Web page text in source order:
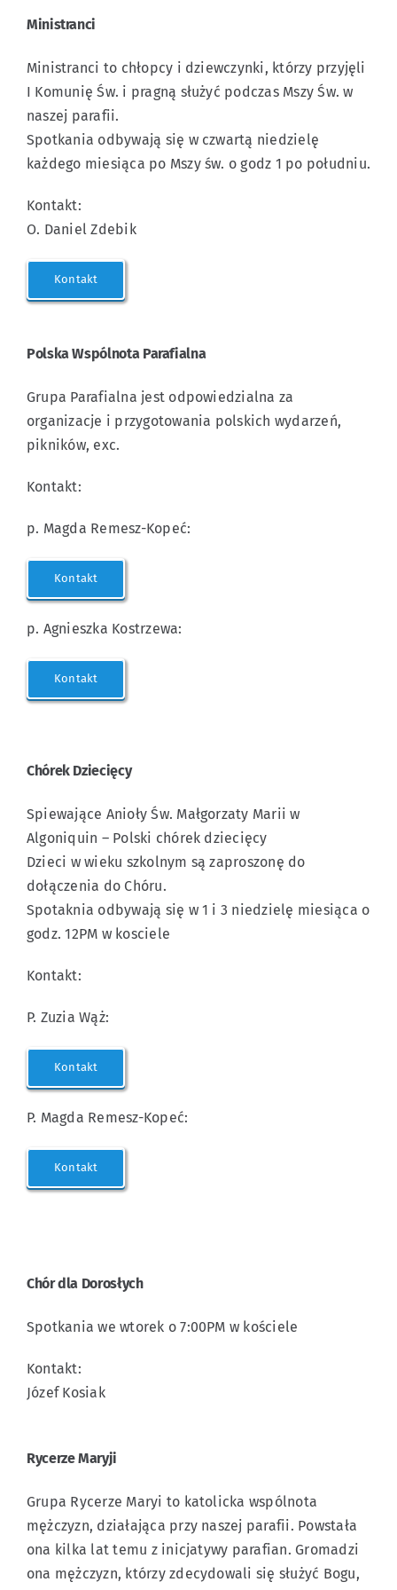
Education
Events
Po Polsku
Connect
Ministranci
Ministranci to chłopcy i dziewczynki, którzy przyjęli
I Komunię Św. i pragną służyć podczas Mszy Św. w
naszej parafii.
Spotkania odbywają się w czwartą niedzielę
każdego miesiąca po Mszy św. o godz 1 po południu.
Kontakt:
O. Daniel Zdebik
Kontakt
Polska Wspólnota Parafialna
Grupa Parafialna jest odpowiedzialna za
organizacje i przygotowania polskich wydarzeń,
pikników, exc.
Kontakt:
p. Magda Remesz-Kopeć:
Kontakt
p. Agnieszka Kostrzewa:
Kontakt
Chórek Dziecięcy
Spiewające Anioły Św. Małgorzaty Marii w
Algoniquin – Polski chórek dziecięcy
Dzieci w wieku szkolnym są zaproszonę do
dołączenia do Chóru.
Spotaknia odbywają się w 1 i 3 niedzielę miesiąca o
godz. 12PM w kosciele
Kontakt:
P. Zuzia Wąż:
Kontakt
P. Magda Remesz-Kopeć:
Kontakt
Chór dla Dorosłych
Spotkania we wtorek o 7:00PM w kościele
Kontakt:
Józef Kosiak
Rycerze Maryji
Grupa Rycerze Maryi to katolicka wspólnota
mężczyzn, działająca przy naszej parafii. Powstała
ona kilka lat temu z inicjatywy parafian. Gromadzi
ona mężczyzn, którzy zdecydowali się służyć Bogu,